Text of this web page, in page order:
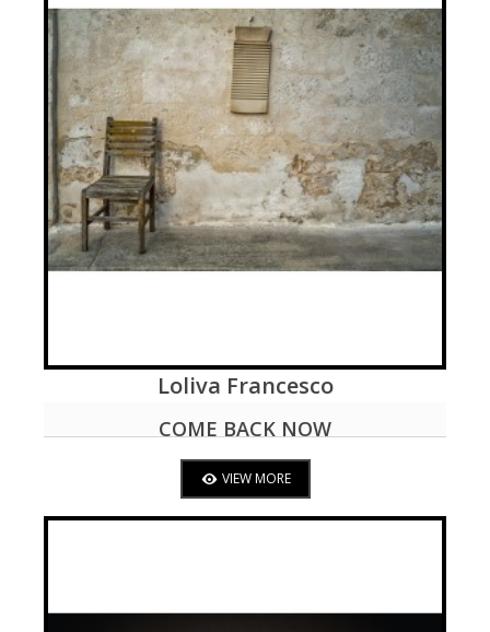
VIEW MORE
Loliva Francesco
COME BACK NOW
VIEW MORE